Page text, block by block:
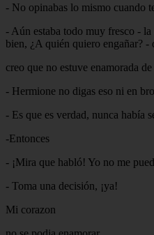
- No opinabas lo mismo cuando
- Aún estaba todo muy fresco -
bien, ¿A quién quiero engañar?
creo que no estuve enamorada
- Hermione no digas eso ni en
- Es que es verdad, nunca había
-Entonces
- ¡Mira que habló! Yo no me
- Toma una decisión, ¡ya!
Mi corazon